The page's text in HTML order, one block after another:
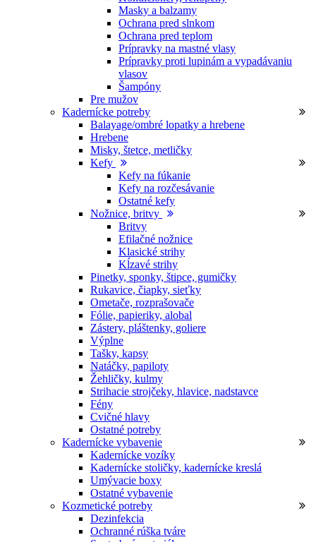
Masky a balzamy
Ochrana pred slnkom
Ochrana pred teplom
Prípravky na mastné vlasy
Prípravky proti lupinám a vypadávaniu
vlasov
Šampóny
Pre mužov
Kadernícke potreby
Balayage/ombré lopatky a hrebene
Hrebene
Misky, štetce, metličky
Kefy
Kefy na fúkanie
Kefy na rozčesávanie
Ostatné kefy
Nožnice, britvy
Britvy
Efilačné nožnice
Klasické strihy
Kĺzavé strihy
Pinetky, sponky, štipce, gumičky
Rukavice, čiapky, sieťky
Ometače, rozprašovače
Fólie, papieriky, alobal
Zástery, pláštenky, goliere
Výplne
Tašky, kapsy
Natáčky, papiloty
Žehličky, kulmy
Strihacie strojčeky, hlavice, nadstavce
Fény
Cvičné hlavy
Ostatné potreby
Kadernícke vybavenie
Kadernícke vozíky
Kadernícke stoličky, kadernícke kreslá
Umývacie boxy
Ostatné vybavenie
Kozmetické potreby
Dezinfekcia
Ochranné rúška tváre